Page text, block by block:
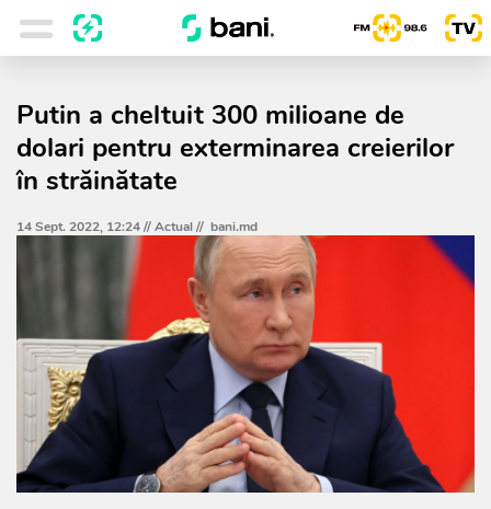
Putin a cheltuit 300 milioane de
dolari pentru exterminarea creierilor
în străinătate
14 Sept. 2022, 12:24 //Actual// bani.md